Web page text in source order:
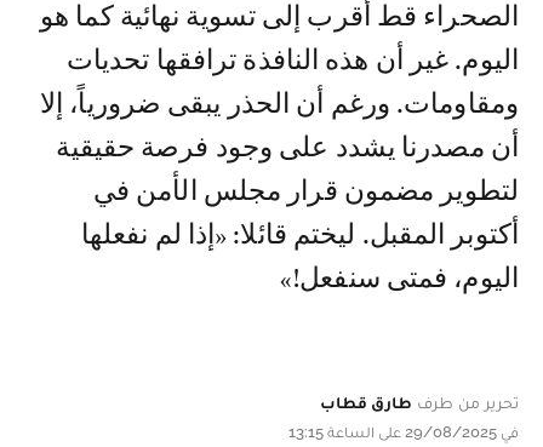
الصحراء قط أقرب إلى تسوية نهائية كما هو
اليوم. غير أن هذه النافذة ترافقها تحديات
ومقاومات. ورغم أن الحذر يبقى ضرورياً، إلا
أن مصدرنا يشدد على وجود فرصة حقيقية
لتطوير مضمون قرار مجلس الأمن في
أكتوبر المقبل. ليختم قائلا: «إذا لم نفعلها
اليوم، فمتى سنفعل!»
تحرير من طرف طارق قطاب
في 29/08/2025 على الساعة 13:15